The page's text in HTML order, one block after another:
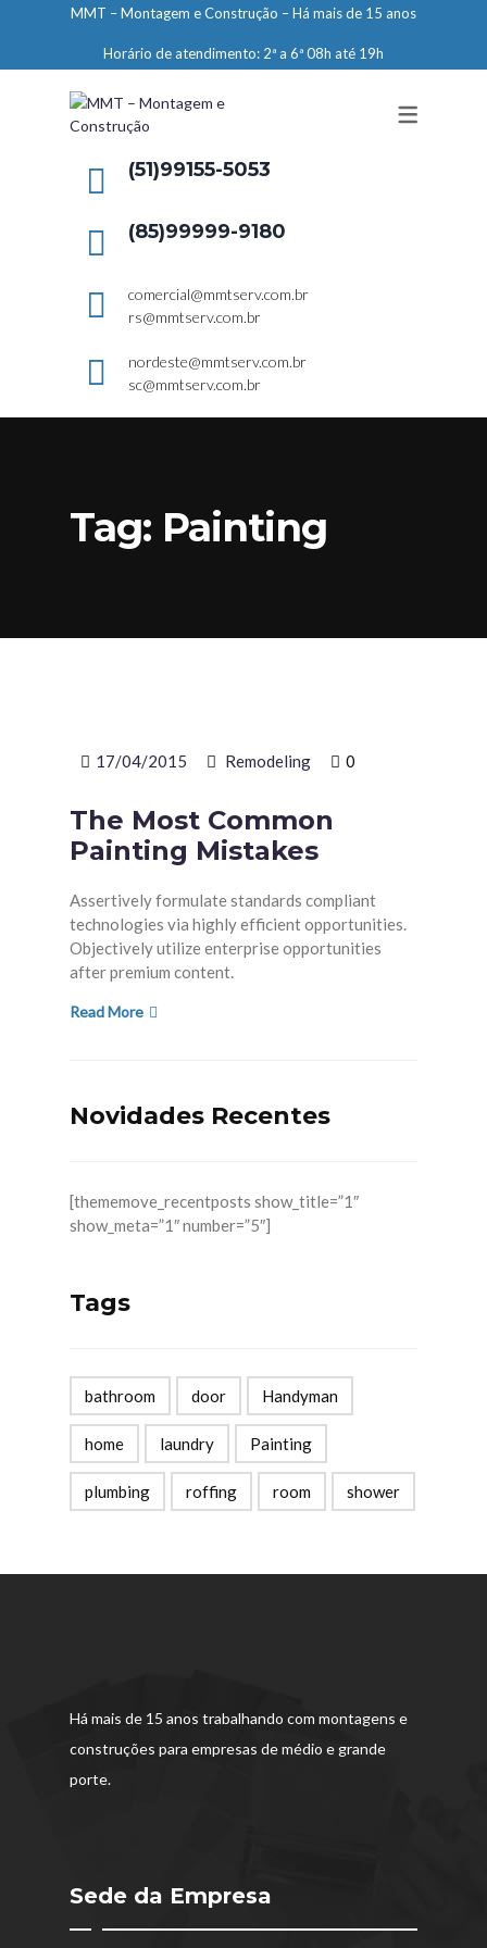
ENGENHARIA
LIMPEZA E CONSERVAÇÃO
MANUTENÇÃO PREDIAL
ELEVADORES – PREPARAÇÃO DE
MMT – Montagem e Construção – Há mais de 15 anos
Horário de atendimento: 2ª a 6ª 08h até 19h
(51)99155-5053
(85)99999-9180
comercial@mmtserv.com.br
rs@mmtserv.com.br
nordeste@mmtserv.com.br
sc@mmtserv.com.br
Tag: Painting
17/04/2015 Remodeling 0
The Most Common
Painting Mistakes
Assertively formulate standards compliant
technologies via highly efficient opportunities.
Objectively utilize enterprise opportunities
after premium content.
Read More
Novidades Recentes
[thememove_recentposts show_title=”1″
show_meta=”1″ number=”5″]
Tags
bathroom door Handyman
home laundry Painting
plumbing roffing room shower
Há mais de 15 anos trabalhando com montagens e
construções para empresas de médio e grande
porte.
Sede da Empresa